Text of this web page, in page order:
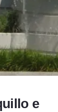
pagina
e